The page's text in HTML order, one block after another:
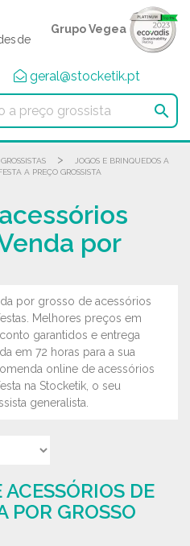
Grupo Vegea
geral@stocketik.pt

>
JOGOS E BRINQUEDOS A
A PREÇO GROSSISTA
por
por grosso de acessórios
Melhores preços em
garantidos e entrega
em 72 horas para a sua
online de acessórios
na Stocketik, o seu
generalista.
DE
POR GROSSO